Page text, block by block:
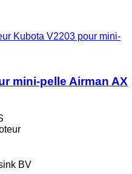
Kubota V2203 pour mini-
mini-pelle Airman AX
BV